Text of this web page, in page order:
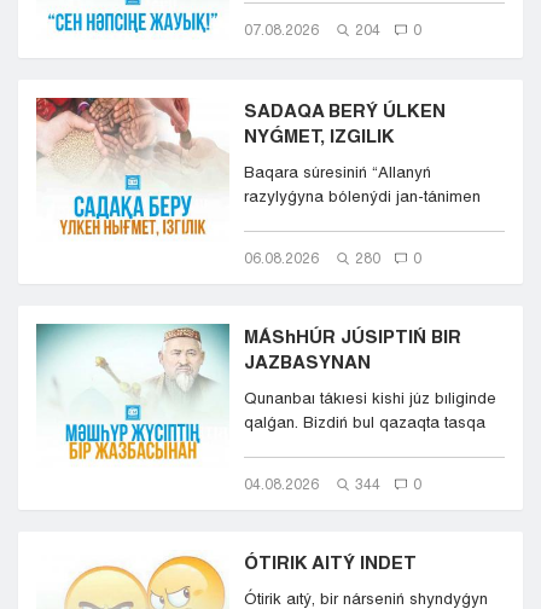
07.08.2026 204 0
SADAQA BERÝ ÚLKEN
NYǴMET, IZGILIK
Baqara súresiniń “Allanyń
razylyǵyna bólenýdi jan-tánimen
06.08.2026 280 0
MÁShHÚR JÚSIPTIŃ BIR
JAZBASYNAN
Qunanbaı tákıesi kishi júz bıliginde
qalǵan. Bizdiń bul qazaqta tasqa
04.08.2026 344 0
ÓTIRIK AITÝ INDET
Ótirik aıtý, bir nárseniń shyndyǵyn